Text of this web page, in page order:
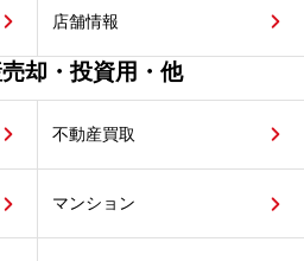
店舗情報
却・投資用・他
不動産買取
マンション